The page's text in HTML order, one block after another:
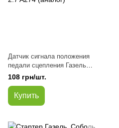
Датчик сигнала положения
педали сцепления Газель
Соболь Рута Бизнес NEXT
(выключатель) дв. Evotech 2.7
A274 (аналог)
108 грн/шт.
Купить